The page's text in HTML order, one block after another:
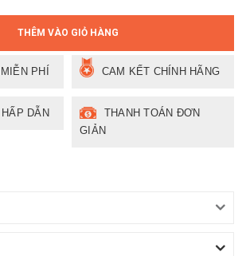
THÊM VÀO GIỎ HÀNG
PHÍ CAM KẾT CHÍNH HÃNG
DẪN
THANH TOÁN ĐƠN
GIẢN